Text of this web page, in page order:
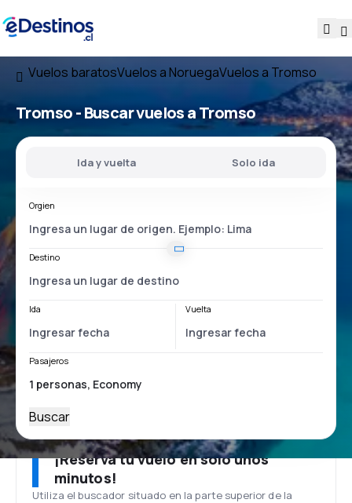
Vuelos baratosVuelos a NoruegaVuelos a Tromso
Tromso - Buscar vuelos a Tromso
Ida y vuelta Solo ida
Orgien
Destino
Ida Vuelta
Pasajeros
Buscar
¡Reserva tu vuelo en solo unos
minutos!
Utiliza el buscador situado en la parte superior de la